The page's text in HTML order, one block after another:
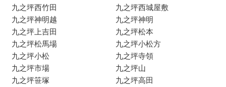
九之坪西竹田
九之坪西城屋敷
九之坪神明越
九之坪神明
九之坪上吉田
九之坪松本
九之坪松馬場
九之坪小松方
九之坪小松
九之坪寺領
九之坪市場
九之坪山
九之坪笹塚
九之坪高田